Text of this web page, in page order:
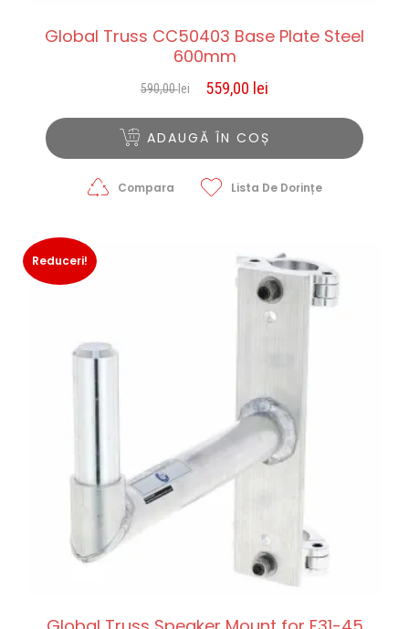
Global Truss CC50403 Base Plate Steel
600mm
590,00 lei
Prețul
a
590,00 lei.
559,00 lei
ADAUGĂ ÎN COȘ
Compara Lista De Dorințe
Reduceri!